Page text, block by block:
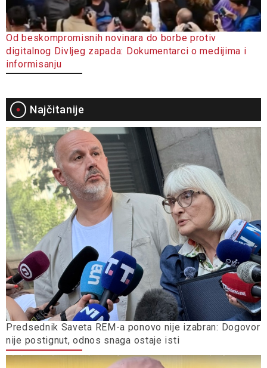
Od beskompromisnih novinara do borbe protiv
digitalnog Divljeg zapada: Dokumentarci o medijima i
informisanju
Najčitanije
Predsednik Saveta REM-a ponovo nije izabran: Dogovor
nije postignut, odnos snaga ostaje isti